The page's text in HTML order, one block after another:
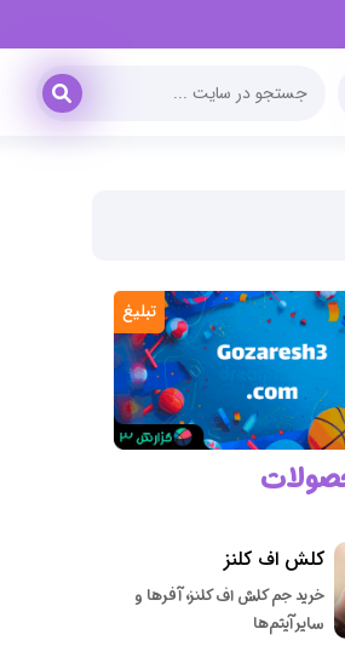
تبلیغ
کلش اف کلنز
خرید جم کلش اف کلنز، آفرها و
سایر آیتم‌ها